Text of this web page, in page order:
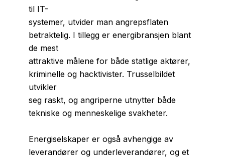
til IT-
systemer, utvider man angrepsflaten
betraktelig. I tillegg er energibransjen blant
de mest
attraktive målene for både statlige aktører,
kriminelle og hacktivister. Trusselbildet
utvikler
seg raskt, og angriperne utnytter både
tekniske og menneskelige svakheter.
Energiselskaper er også avhengige av
leverandører og underleverandører, og et